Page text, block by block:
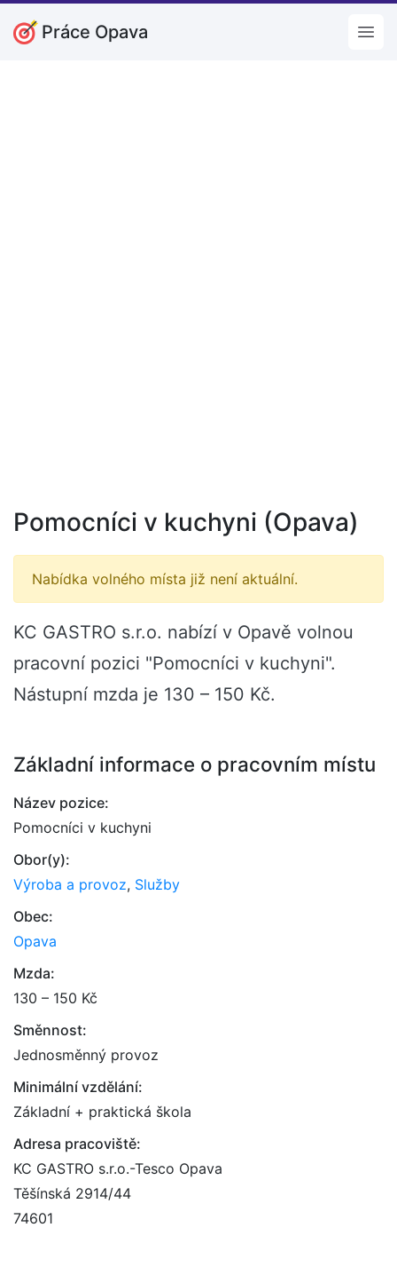
Práce Opava
Pomocníci v kuchyni (Opava)
Nabídka volného místa již není aktuální.
KC GASTRO s.r.o. nabízí v Opavě volnou
pracovní pozici "Pomocníci v kuchyni".
Nástupní mzda je 130 – 150 Kč.
Základní informace o pracovním místu
Název pozice:
Pomocníci v kuchyni
Obor(y):
Výroba a provoz, Služby
Obec:
Opava
Mzda:
130 – 150 Kč
Směnnost:
Jednosměnný provoz
Minimální vzdělání:
Základní + praktická škola
Adresa pracoviště:
KC GASTRO s.r.o.-Tesco Opava
Těšínská 2914/44
74601